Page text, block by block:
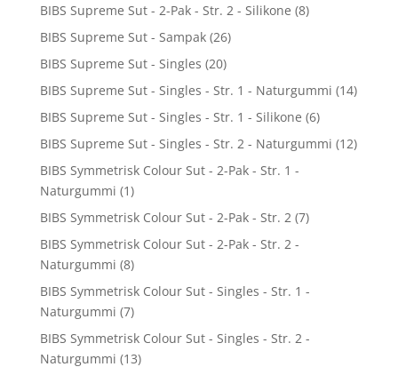
BIBS Supreme Sut - 2-Pak - Str. 2 - Silikone (8)
BIBS Supreme Sut - Sampak (26)
BIBS Supreme Sut - Singles (20)
BIBS Supreme Sut - Singles - Str. 1 - Naturgummi (14)
BIBS Supreme Sut - Singles - Str. 1 - Silikone (6)
BIBS Supreme Sut - Singles - Str. 2 - Naturgummi (12)
BIBS Symmetrisk Colour Sut - 2-Pak - Str. 1 -
Naturgummi (1)
BIBS Symmetrisk Colour Sut - 2-Pak - Str. 2 (7)
BIBS Symmetrisk Colour Sut - 2-Pak - Str. 2 -
Naturgummi (8)
BIBS Symmetrisk Colour Sut - Singles - Str. 1 -
Naturgummi (7)
BIBS Symmetrisk Colour Sut - Singles - Str. 2 -
Naturgummi (13)